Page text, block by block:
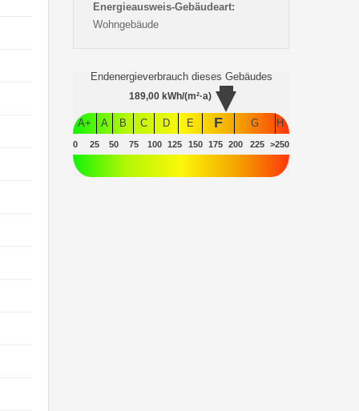
Energieausweis-Gebäudeart:
Wohngebäude
Endenergieverbrauch dieses Gebäudes
189,00 kWh/(m²·a)
A+ A B C D E F G H
0 25 50 75 100 125 150 175 200 225 >250